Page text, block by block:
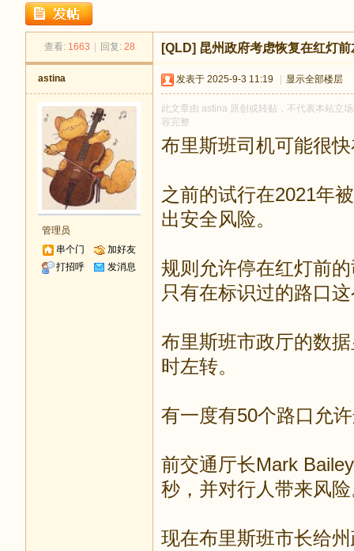
足
查看: 1663 回复: 28 [QLD] 昆州政府考虑恢复在红灯
astina
管理员
串个门
加好友
打招呼
发消息
发表于 2025-9-3 11:19 显示全部楼层
此文章由 astina 原创或转贴，不代表本站立
容完整
布里斯班司机可能很
之前的试行在2021年
出安全风险。
规则允许停在红灯前
只有在标识过的路口
布里斯班市政厅的数
时左转。
有一度有50个路口允
前交通厅长Mark
秒，并对行人带来风
现在布里斯班市长给